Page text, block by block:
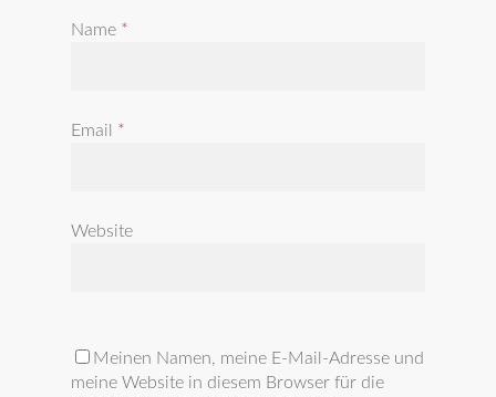
Name *
Email *
Website
Meinen Namen, meine E-Mail-Adresse und
meine Website in diesem Browser für die